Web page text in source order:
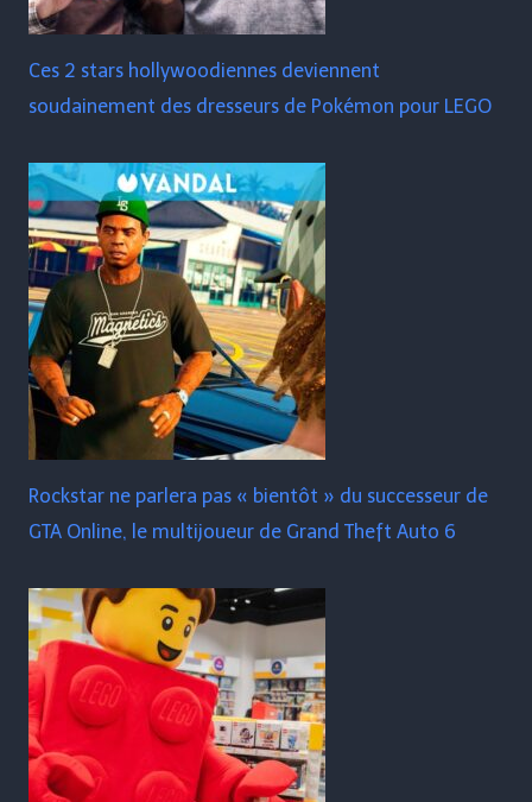
Ces 2 stars hollywoodiennes deviennent
soudainement des dresseurs de Pokémon pour LEGO
Rockstar ne parlera pas « bientôt » du successeur de
GTA Online, le multijoueur de Grand Theft Auto 6